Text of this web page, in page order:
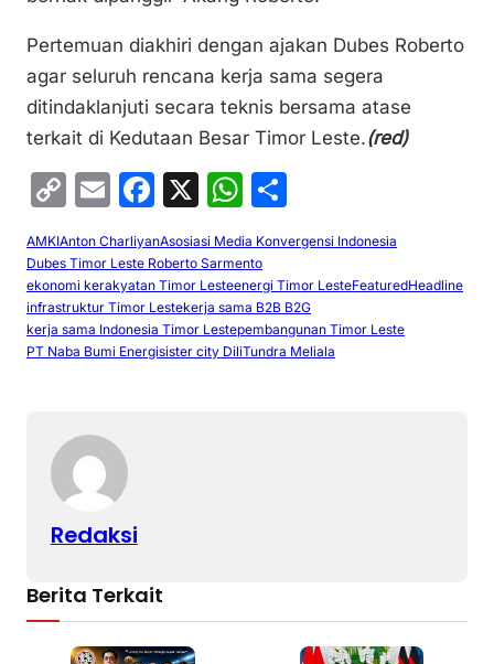
Pertemuan diakhiri dengan ajakan Dubes Roberto
agar seluruh rencana kerja sama segera
ditindaklanjuti secara teknis bersama atase
terkait di Kedutaan Besar Timor Leste.(red)
C
p
y
Li
n
E
ai
l
F
c
e
b
o
X
W
at
s
A
p
ar
e
AMKIAnton CharliyanAsosiasi Media Konvergensi Indonesia
Dubes Timor Leste Roberto Sarmento
ekonomi kerakyatan Timor Lesteenergi Timor LesteFeaturedHeadline
infrastruktur Timor Lestekerja sama B2B B2G
kerja sama Indonesia Timor Lestepembangunan Timor Leste
PT Naba Bumi Energisister city DiliTundra Meliala
Redaksi
Berita Terkait